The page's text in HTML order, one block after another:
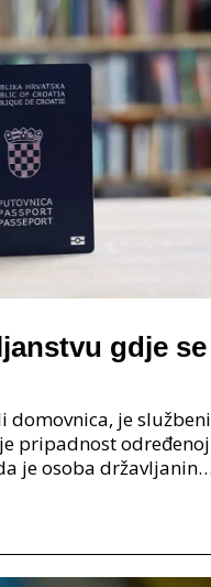
gdje se
domovnica, je službeni
pripadnost određenoj
je osoba državljanin